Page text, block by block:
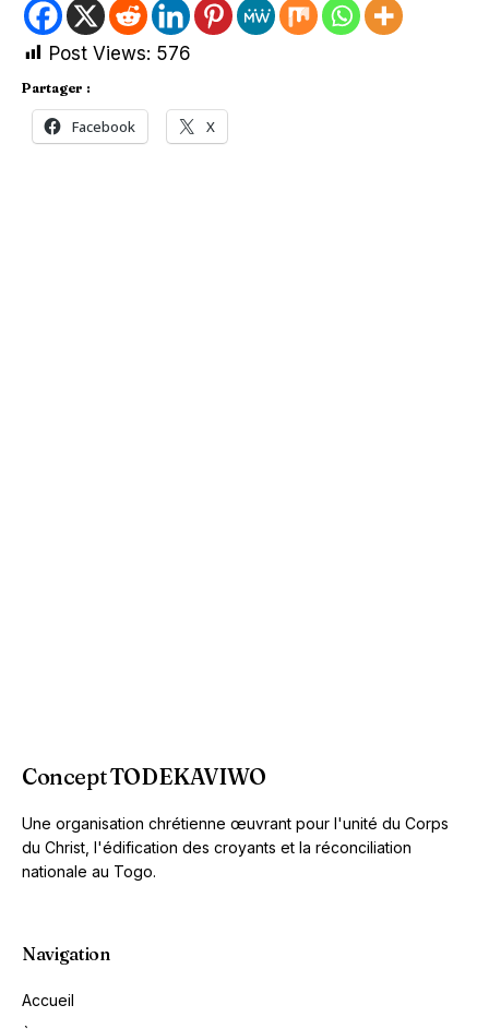
Post Views: 576
Partager :
Facebook X
Concept TODEKAVIWO
Une organisation chrétienne œuvrant pour l'unité du Corps
du Christ, l'édification des croyants et la réconciliation
nationale au Togo.
Navigation
Accueil